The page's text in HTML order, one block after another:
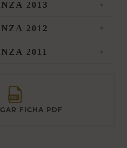
2013
2012
2011
FICHA PDF